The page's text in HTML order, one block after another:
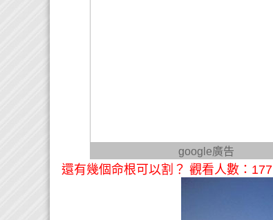
google廣告
還有幾個命根可以割？ 觀看人數：177